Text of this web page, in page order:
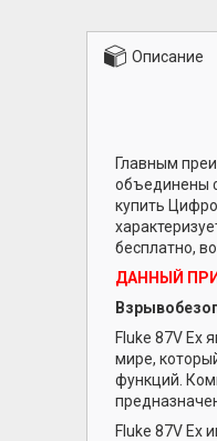
Описание
Главным
объединены
купить
бесплатно,
ДАННЫЙ
Fluke 87V Ex
мире,
функций.
Fluke 87V Ex